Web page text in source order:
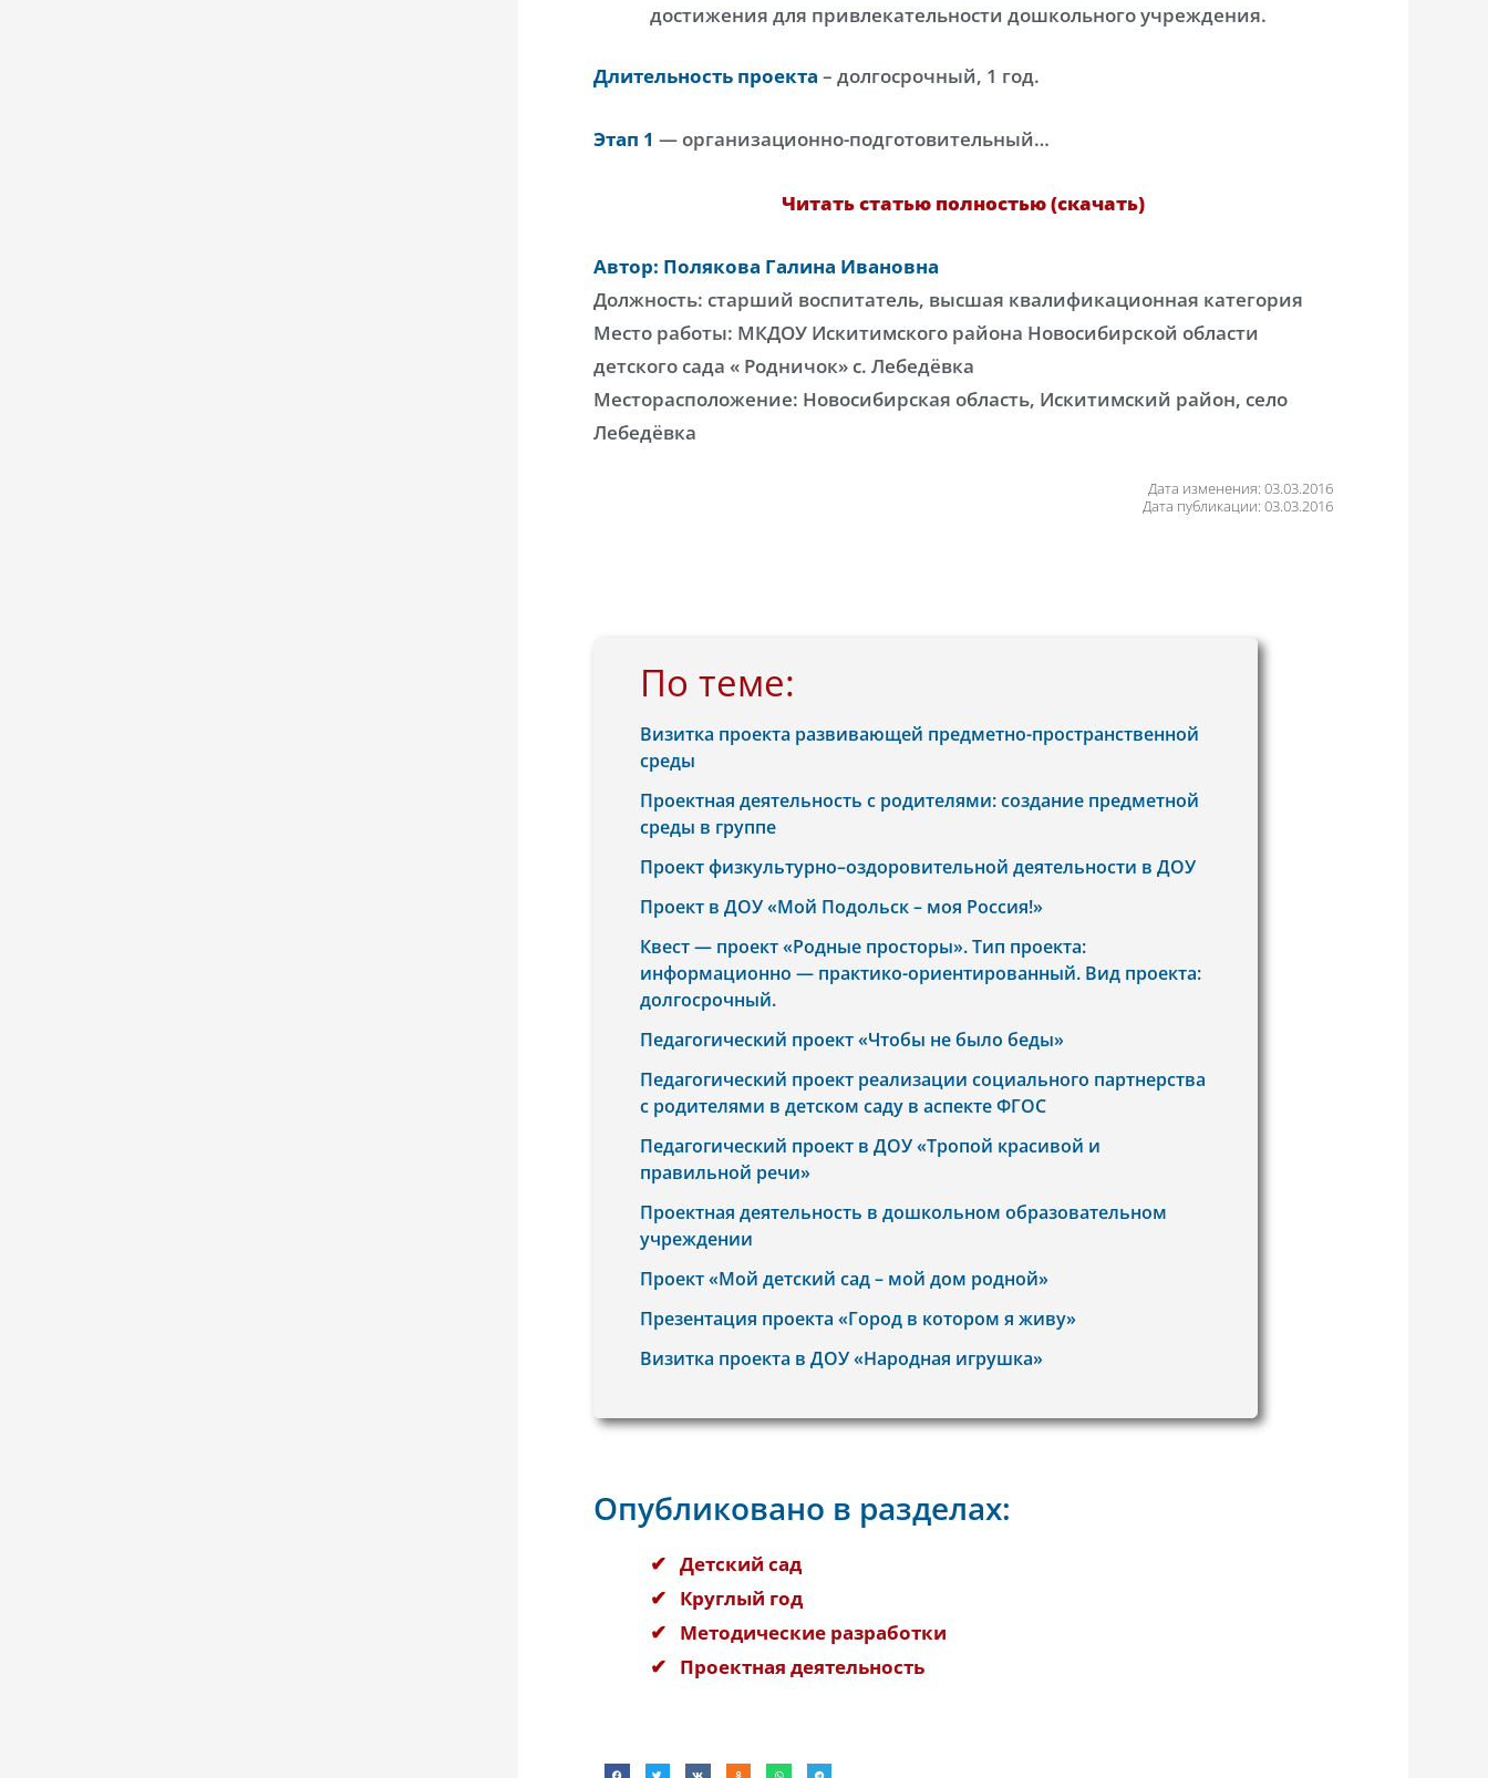
достижения для привлекательности дошкольного учреждения.
Длительность проекта – долгосрочный, 1 год.
Этап 1 — организационно-подготовительный…
Читать статью полностью (скачать)
Автор: Полякова Галина Ивановна
Должность: старший воспитатель, высшая квалификационная категория
Место работы: МКДОУ Искитимского района Новосибирской области
детского сада « Родничок» с. Лебедёвка
Месторасположение: Новосибирская область, Искитимский район, село
Лебедёвка
Дата изменения: 03.03.2016
Дата публикации: 03.03.2016
По теме:
Визитка проекта развивающей предметно-пространственной
среды
Проектная деятельность с родителями: создание предметной
среды в группе
Проект физкультурно–оздоровительной деятельности в ДОУ
Проект в ДОУ «Мой Подольск – моя Россия!»
Квест — проект «Родные просторы». Тип проекта:
информационно — практико-ориентированный. Вид проекта:
долгосрочный.
Педагогический проект «Чтобы не было беды»
Педагогический проект реализации социального партнерства
с родителями в детском саду в аспекте ФГОС
Педагогический проект в ДОУ «Тропой красивой и
правильной речи»
Проектная деятельность в дошкольном образовательном
учреждении
Проект «Мой детский сад – мой дом родной»
Презентация проекта «Город в котором я живу»
Визитка проекта в ДОУ «Народная игрушка»
Опубликовано в разделах:
Детский сад
Круглый год
Методические разработки
Проектная деятельность